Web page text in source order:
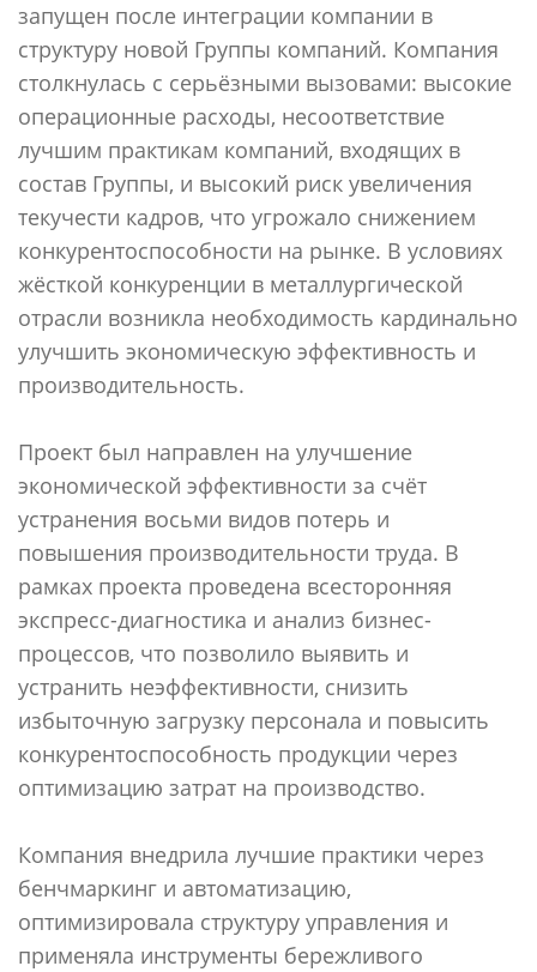
запущен после интеграции компании в
структуру новой Группы компаний. Компания
столкнулась с серьёзными вызовами: высокие
операционные расходы, несоответствие
лучшим практикам компаний, входящих в
состав Группы, и высокий риск увеличения
текучести кадров, что угрожало снижением
конкурентоспособности на рынке. В условиях
жёсткой конкуренции в металлургической
отрасли возникла необходимость кардинально
улучшить экономическую эффективность и
производительность.
Проект был направлен на улучшение
экономической эффективности за счёт
устранения восьми видов потерь и
повышения производительности труда. В
рамках проекта проведена всесторонняя
экспресс-диагностика и анализ бизнес-
процессов, что позволило выявить и
устранить неэффективности, снизить
избыточную загрузку персонала и повысить
конкурентоспособность продукции через
оптимизацию затрат на производство.
Компания внедрила лучшие практики через
бенчмаркинг и автоматизацию,
оптимизировала структуру управления и
применяла инструменты бережливого